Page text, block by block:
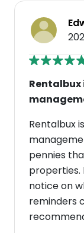
Rentalbux
pennies
properties.
notice on
reminders